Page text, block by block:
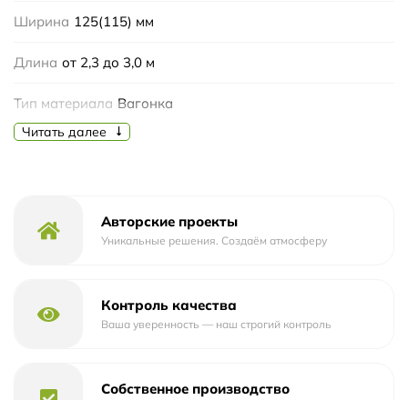
Ширина 125(115) мм
Длина от 2,3 до 3,0 м
Тип материала Вагонка
Порода Абаш
Сорт Экстра
Читать далее
Авторские проекты
Уникальные решения. Создаём атмосферу
Контроль качества
Ваша уверенность — наш строгий контроль
Собственное производство